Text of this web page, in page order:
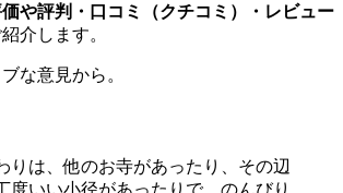
や評判・口コミ（クチコミ）・レビュー
介します。
な意見から。
りは、他のお寺があったり、その辺